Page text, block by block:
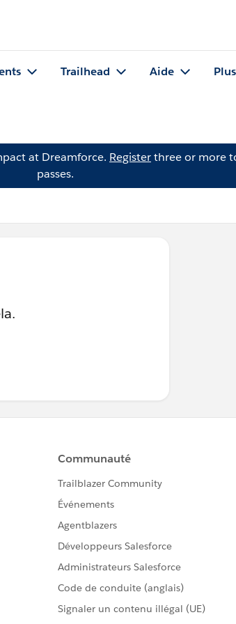
Trailhead Aide Plus
at Dreamforce. Registerthree or more
passes.